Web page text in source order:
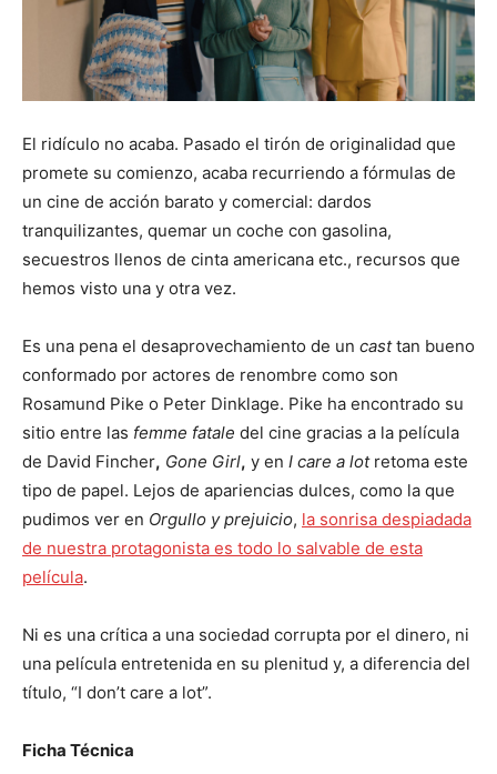
El ridículo no acaba. Pasado el tirón de originalidad que
promete su comienzo, acaba recurriendo a fórmulas de
un cine de acción barato y comercial: dardos
tranquilizantes, quemar un coche con gasolina,
secuestros llenos de cinta americana etc., recursos que
hemos visto una y otra vez.
Es una pena el desaprovechamiento de un casttan bueno
conformado por actores de renombre como son
Rosamund Pike o Peter Dinklage. Pike ha encontrado su
sitio entre las femme fatale del cine gracias a la película
de David Fincher, Gone Girl, y en I care a lotretoma este
tipo de papel. Lejos de apariencias dulces, como la que
pudimos ver en Orgullo y prejuicio, la sonrisa despiadada
de nuestra protagonista es todo lo salvable de esta
película.
Ni es una crítica a una sociedad corrupta por el dinero, ni
una película entretenida en su plenitud y, a diferencia del
título, “I don’t care a lot”.
Ficha Técnica